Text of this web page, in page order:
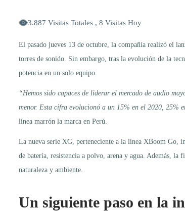
3.887 Visitas Totales , 8 Visitas Hoy
El pasado jueves 13 de octubre, la compañía realizó el
torres de sonido. Sin embargo, tras la evolución de la
potencia en un solo equipo.
“Hemos sido capaces de liderar el mercado de audio
menor. Esta cifra evolucionó a un 15% en el 2020, 25%
línea marrón la marca en Perú.
La nueva serie XG, perteneciente a la línea XBoom Go,
de batería, resistencia a polvo, arena y agua. Además, la
naturaleza y ambiente.
Un siguiente paso en la